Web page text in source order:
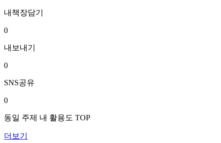
내책장담기
0
내보내기
0
SNS공유
0
동일 주제 내 활용도 TOP
더보기